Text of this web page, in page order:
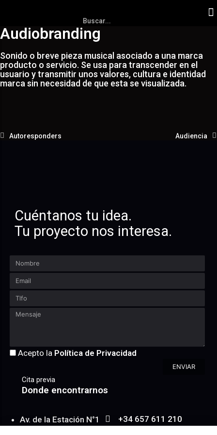
Audiobranding
Sonido o breve pieza musical asociado a una marca
producto o servicio. Se usa para transcender en el
usuario y transmitir unos valores, cultura e identidad
marca sin necesidad de que esta se visualizada.
Autoresponders Audiencia
Cuéntanos tu idea.
Tu proyecto nos interesa.
Acepto la Política de Privacidad
ENVIAR
Cita previa
Donde encontrarnos
Av. de la Estación N°1
+34 657 611 210